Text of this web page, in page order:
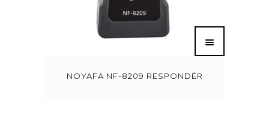
NOYAFA NF-8209 RESPONDÉR